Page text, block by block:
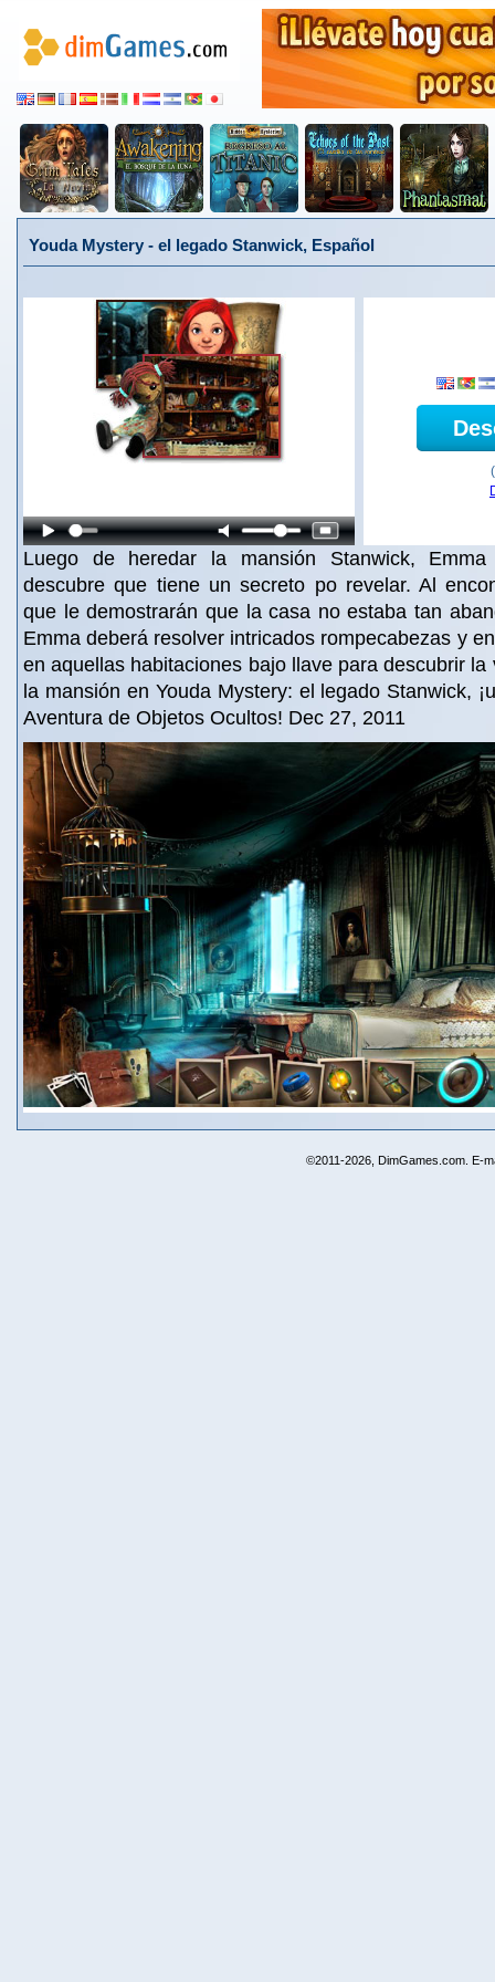
Youda Mystery - el legado Stanwick, Español
Luego de heredar la mansión Stanwick,
descubre que tiene un secreto po revelar. Al
que le demostrarán que la casa no estaba tan
Emma deberá resolver intricados rompecabezas y
en aquellas habitaciones bajo llave para descubrir la
la mansión en Youda Mystery: el legado Stanwick,
Aventura de Objetos Ocultos! Dec 27, 2011
©2011-2026, DimGames.com. E-